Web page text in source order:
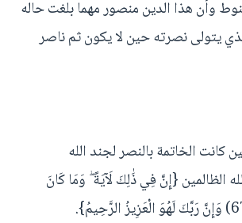
وأن هذا الدين منصور مهما بلغت حاله
يتولى نصرته حين لا يكون ثم ناصر
كانت الخاتمة بالنصر لجند الله
الظالمين {إِنَّ فِي ذَٰلِكَ لَآيَةً ۖ وَمَا كَانَ